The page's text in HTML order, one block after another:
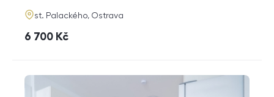
adresa
st. Palackého, Ostrava
cena
6 700 Kč